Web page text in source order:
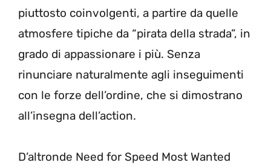
piuttosto coinvolgenti, a partire da quelle
atmosfere tipiche da “pirata della strada”, in
grado di appassionare i più. Senza
rinunciare naturalmente agli inseguimenti
con le forze dell’ordine, che si dimostrano
all’insegna dell’action.
D’altronde Need for Speed Most Wanted